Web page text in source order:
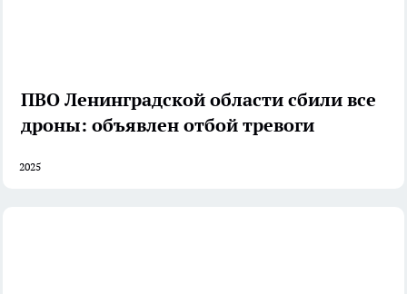
ПВО Ленинградской области сбили все
дроны: объявлен отбой тревоги
2025